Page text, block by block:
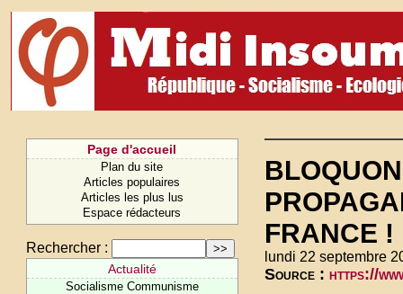
Page d'accueil
Plan du site
Articles populaires
Articles les plus lus
Espace rédacteurs
Rechercher :
Actualité
Socialisme Communisme
FRANCE !
lundi 22 septembre
Source : https://